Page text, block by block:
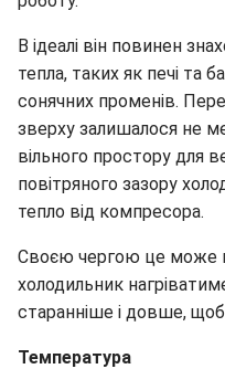
В ідеалі він повинен
тепла, таких як печі та
сонячних променів.
зверху залишалося не
вільного простору для
повітряного зазору
тепло від компресора.
Своєю чергою це може
холодильник
старанніше і довше,
Температура